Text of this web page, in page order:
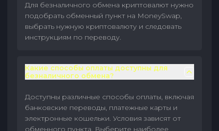
Для безналичного обмена криптовалют нужно
подобрать обменный пункт на MoneySwap,
выбрать нужную криптовалюту и следовать
инструкциям по переводу.
Какие способы оплаты доступны для
безналичного обмена?
Доступны различные способы оплаты, включая
банковские переводы, платежные карты и
электронные кошельки. Условия зависят от
обменного пункта. Выберите наиболее